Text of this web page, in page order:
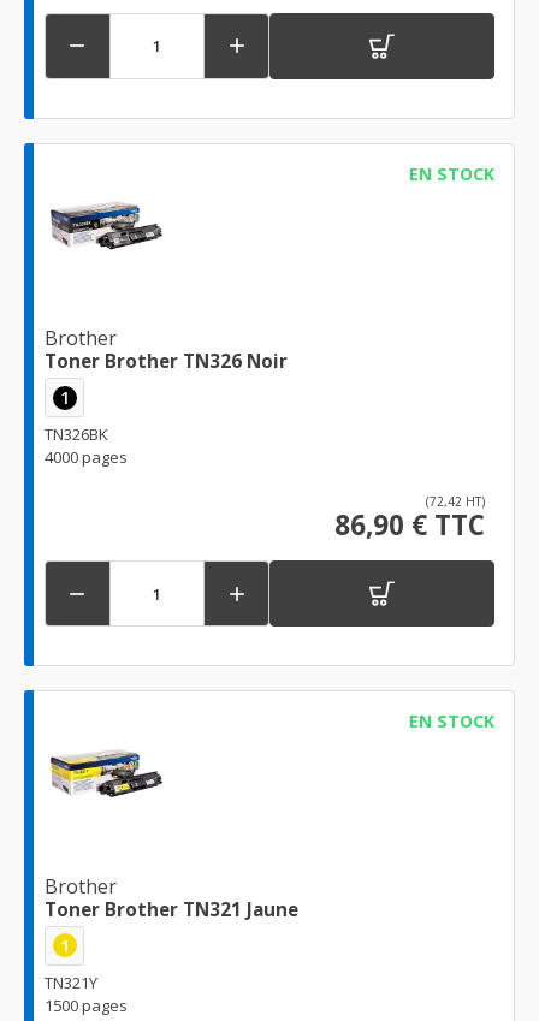
 
EN STOCK
Brother
Toner Brother TN326 Noir
1
TN326BK
4000 pages
(72,42 HT)
86,90 € TTC
 
EN STOCK
Brother
Toner Brother TN321 Jaune
1
TN321Y
1500 pages